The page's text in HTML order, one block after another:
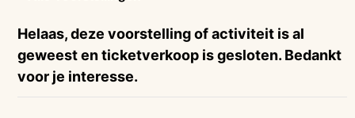
Helaas, deze voorstelling of activiteit is al
geweest en ticketverkoop is gesloten. Bedankt
voor je interesse.